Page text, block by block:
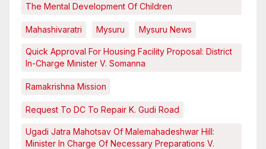
The Mental Development Of Children
Mahashivaratri Mysuru Mysuru News
Quick Approval For Housing Facility Proposal: District
In-Charge Minister V. Somanna
Ramakrishna Mission
Request To DC To Repair K. Gudi Road
Ugadi Jatra Mahotsav Of Malemahadeshwar Hill:
Minister In Charge Of Necessary Preparations V.